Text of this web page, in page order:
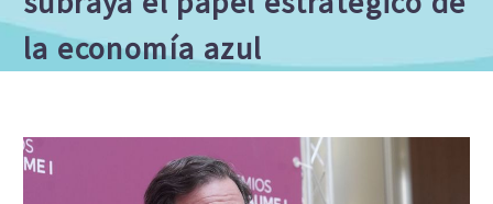
la economía azul